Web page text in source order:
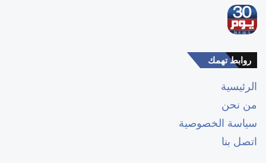
روابط تهمك
الرئيسية
من نحن
سياسة الخصوصية
اتصل بنا